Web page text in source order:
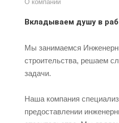
О компании
Вкладываем душу в
Мы занимаемся
строительства, решаем
задачи.
Наша компания
предоставлении